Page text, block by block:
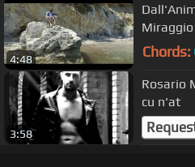
4:48
Miraggio
Chords:
3:58
Rosario
cu n'at